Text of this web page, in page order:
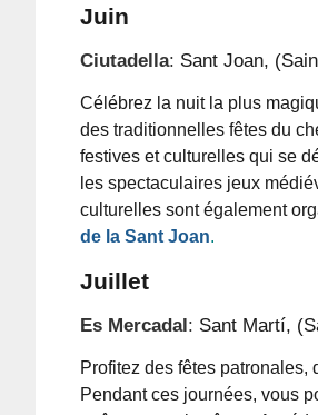
Juin
Ciutadella: Sant Joan,
Célébrez la nuit la plus
des traditionnelles fêtes du
festives et culturelles qui se
les spectaculaires jeux
culturelles sont également
de la Sant Joan.
Juillet
Es Mercadal: Sant Martí,
Profitez des fêtes
Pendant ces journées, vous